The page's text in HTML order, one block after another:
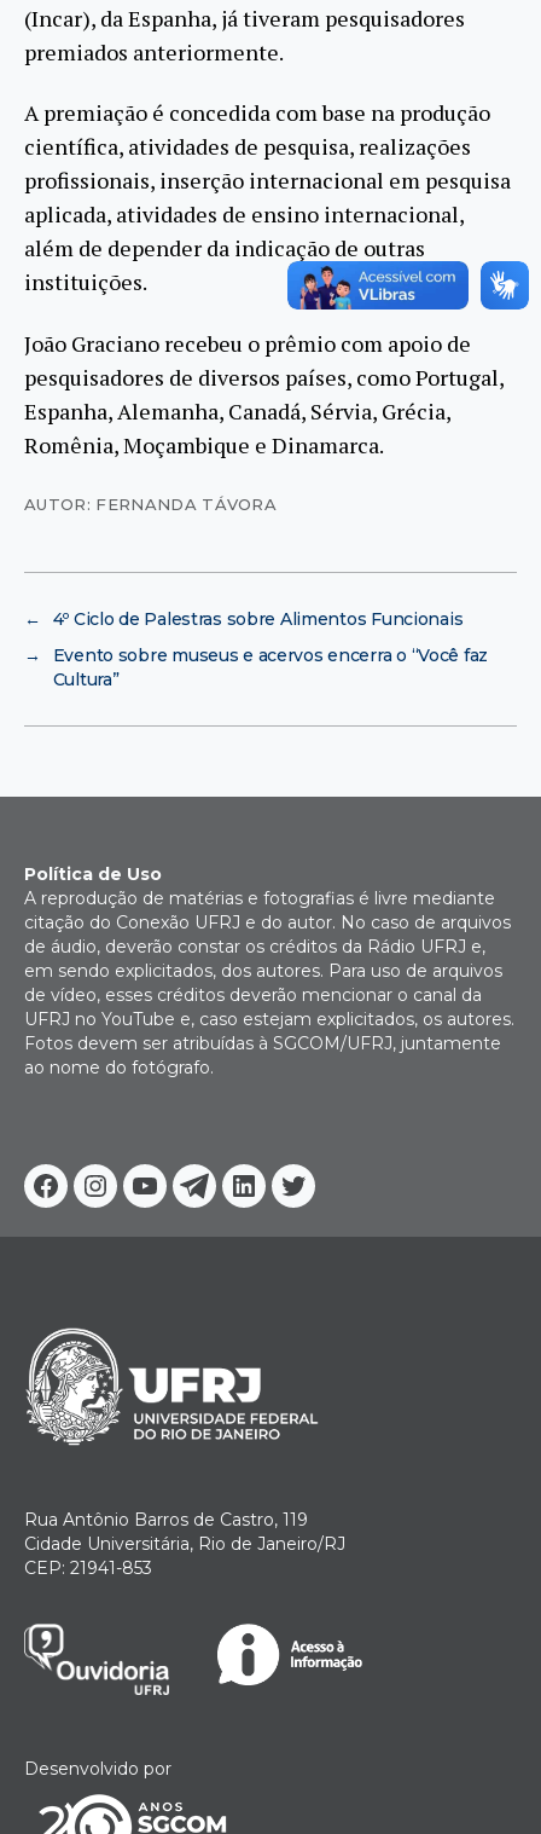
(Incar), da Espanha, já tiveram pesquisadores
premiados anteriormente.
A premiação é concedida com base na produção
científica, atividades de pesquisa, realizações
profissionais, inserção internacional em pesquisa
aplicada, atividades de ensino internacional,
além de depender da indicação de outras
instituições.
João Graciano recebeu o prêmio com apoio de
pesquisadores de diversos países, como Portugal,
Espanha, Alemanha, Canadá, Sérvia, Grécia,
Romênia, Moçambique e Dinamarca.
AUTOR: FERNANDA TÁVORA
←
4º Ciclo de Palestras sobre Alimentos Funcionais
→
Evento sobre museus e acervos encerra o “Você faz
Cultura”
Facebook
Instagram
YoutubeTelegram
Linkedin
Twitter
Política de Uso
A reprodução de matérias e fotografias é livre mediante
citação do Conexão UFRJ e do autor. No caso de arquivos
de áudio, deverão constar os créditos da Rádio UFRJ e,
em sendo explicitados, dos autores. Para uso de arquivos
de vídeo, esses créditos deverão mencionar o canal da
UFRJ no YouTube e, caso estejam explicitados, os autores.
Fotos devem ser atribuídas à SGCOM/UFRJ, juntamente
ao nome do fotógrafo.
Rua Antônio Barros de Castro, 119
Cidade Universitária, Rio de Janeiro/RJ
CEP: 21941-853
Desenvolvido por